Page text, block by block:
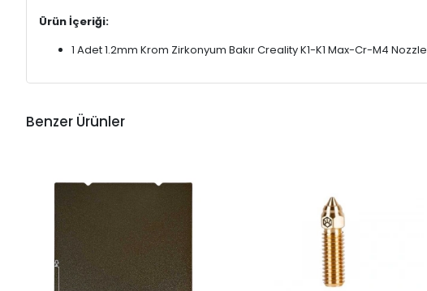
Ürün İçeriği:
1 Adet 1.2mm Krom Zirkonyum Bakır Creality K1-K1 Max-Cr-M4 Nozzle
Benzer Ürünler